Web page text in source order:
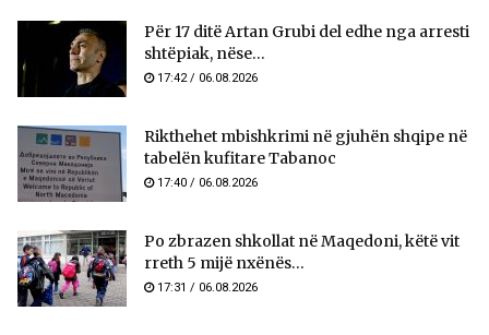
Për 17 ditë Artan Grubi del edhe nga arresti
shtëpiak, nëse...
17:42 / 06.08.2026
Rikthehet mbishkrimi në gjuhën shqipe në
tabelën kufitare Tabanoc
17:40 / 06.08.2026
Po zbrazen shkollat në Maqedoni, këtë vit
rreth 5 mijë nxënës...
17:31 / 06.08.2026